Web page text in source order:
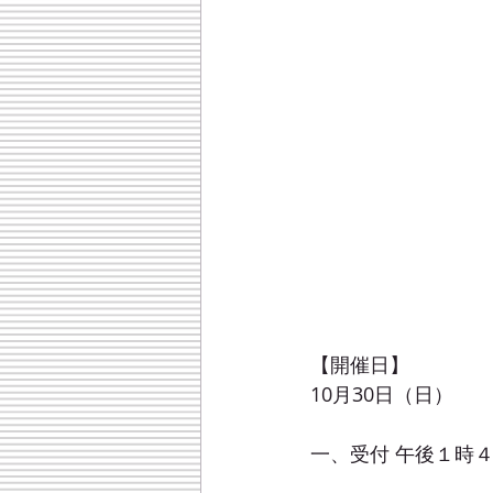
【開催日】
10月30日（日）
一、受付 午後１時